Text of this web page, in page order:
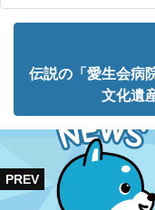
伝説の「愛生会病
文化遺